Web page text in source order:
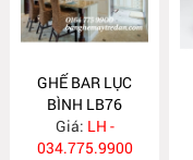
GHẾ BAR LỤC
BÌNH LB76
Giá: LH -
034.775.9900